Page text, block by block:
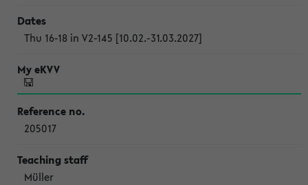
Thu 16-18 in V2-145 [10.02.-31.03.2027]
205017
Müller